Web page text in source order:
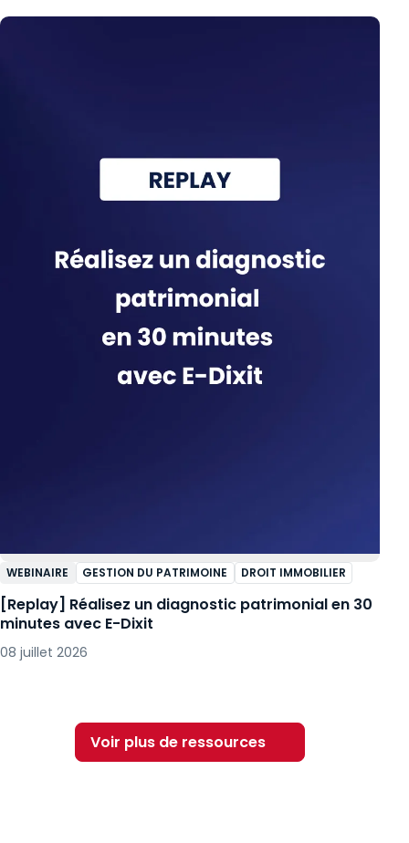
WEBINAIRE GESTION DU PATRIMOINE DROIT IMMOBILIER
[Replay] Réalisez un diagnostic patrimonial en 30
minutes avec E-Dixit
08 juillet 2026
Voir plus de ressources